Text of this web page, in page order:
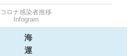
コロナ感染者推移
Infogram
海
運